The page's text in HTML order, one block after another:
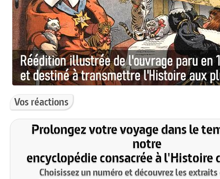
Vos réactions
Prolongez votre voyage dans le
notre
encyclopédie consacrée à l'Histoire
Choisissez un numéro et découvrez les